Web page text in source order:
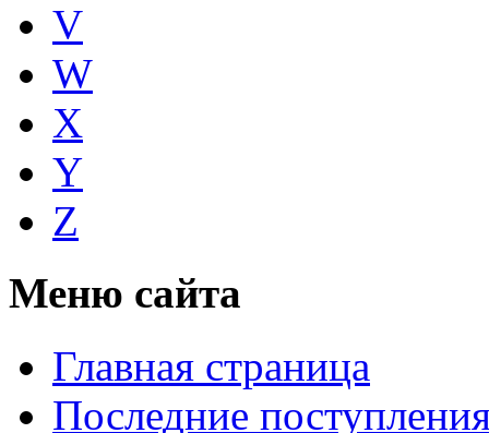
V
W
X
Y
Z
Меню сайта
Главная страница
Последние